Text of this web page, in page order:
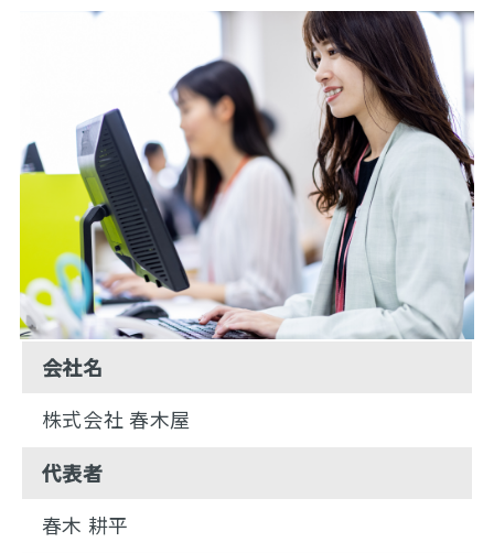
会社名
株式会社 春木屋
代表者
春木 耕平